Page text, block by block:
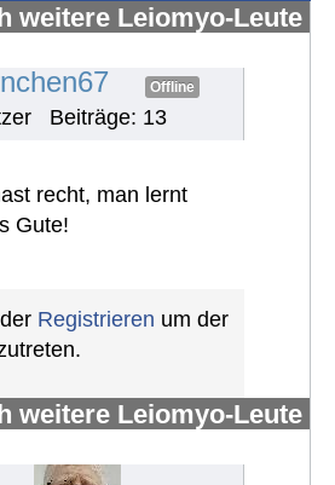
weitere Leiomyo-Leute
Offline
Beiträge: 13
recht, man lernt
Gute!
Registrieren um der
weitere Leiomyo-Leute